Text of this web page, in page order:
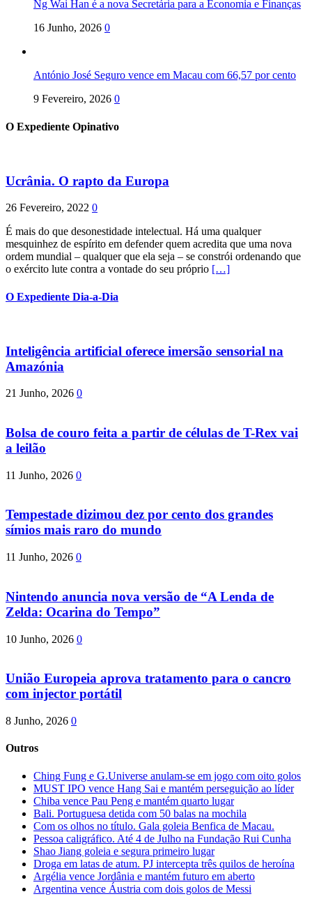
Ng Wai Han é a nova Secretária para a Economia e Finanças
16 Junho, 2026 0
António José Seguro vence em Macau com 66,57 por cento
9 Fevereiro, 2026 0
O Expediente Opinativo
Ucrânia. O rapto da Europa
26 Fevereiro, 2022 0
É mais do que desonestidade intelectual. Há uma qualquer
mesquinhez de espírito em defender quem acredita que uma nova
ordem mundial – qualquer que ela seja – se constrói ordenando que
o exército lute contra a vontade do seu próprio […]
O Expediente Dia-a-Dia
Inteligência artificial oferece imersão sensorial na
Amazónia
21 Junho, 2026 0
Bolsa de couro feita a partir de células de T-Rex vai
a leilão
11 Junho, 2026 0
Tempestade dizimou dez por cento dos grandes
símios mais raro do mundo
11 Junho, 2026 0
Nintendo anuncia nova versão de “A Lenda de
Zelda: Ocarina do Tempo”
10 Junho, 2026 0
União Europeia aprova tratamento para o cancro
com injector portátil
8 Junho, 2026 0
Outros
Ching Fung e G.Universe anulam-se em jogo com oito golos
MUST IPO vence Hang Sai e mantém perseguição ao líder
Chiba vence Pau Peng e mantém quarto lugar
Bali. Portuguesa detida com 50 balas na mochila
Com os olhos no título. Gala goleia Benfica de Macau.
Pessoa caligráfico. Até 4 de Julho na Fundação Rui Cunha
Shao Jiang goleia e segura primeiro lugar
Droga em latas de atum. PJ intercepta três quilos de heroína
Argélia vence Jordânia e mantém futuro em aberto
Argentina vence Áustria com dois golos de Messi